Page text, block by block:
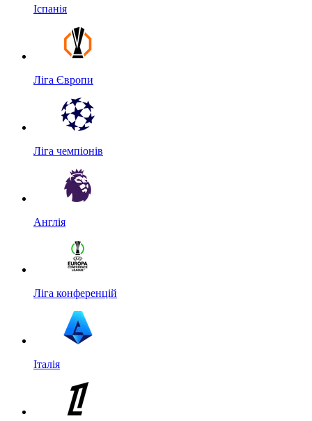
Іспанія
Ліга Європи
Ліга чемпіонів
Англія
Ліга конференцій
Італія